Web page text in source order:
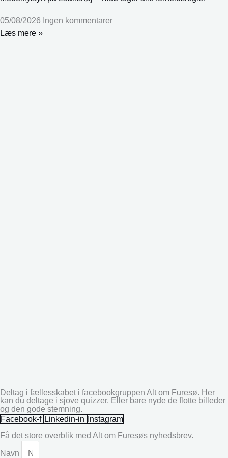
05/08/2026 Ingen kommentarer
Læs mere »
Deltag i fællesskabet i facebookgruppen Alt om Furesø. Her
kan du deltage i sjove quizzer. Eller bare nyde de flotte billeder
og den gode stemning.
Facebook-f Linkedin-in
Instagram
Få det store overblik med Alt om Furesøs nyhedsbrev.
Navn